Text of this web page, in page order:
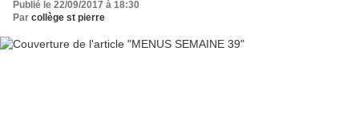
Publié le 22/09/2017 à 18:30
Par collège st pierre